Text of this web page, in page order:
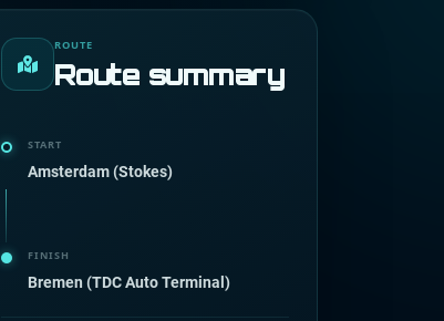
ROUTE
Route summary
START
Amsterdam (Stokes)
FINISH
Bremen (TDC Auto Terminal)